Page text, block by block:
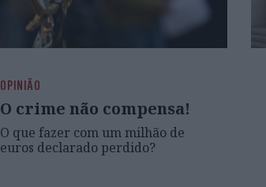
OPINIÃO
O crime não compensa!
O que fazer com um milhão de
euros declarado perdido?